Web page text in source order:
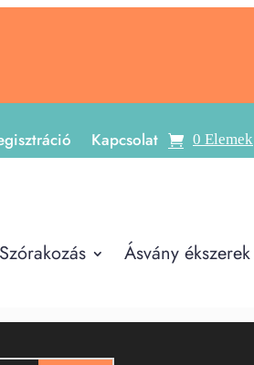
Kapcsolat 0 Elemek
Szórakozás Ásvány ékszerek